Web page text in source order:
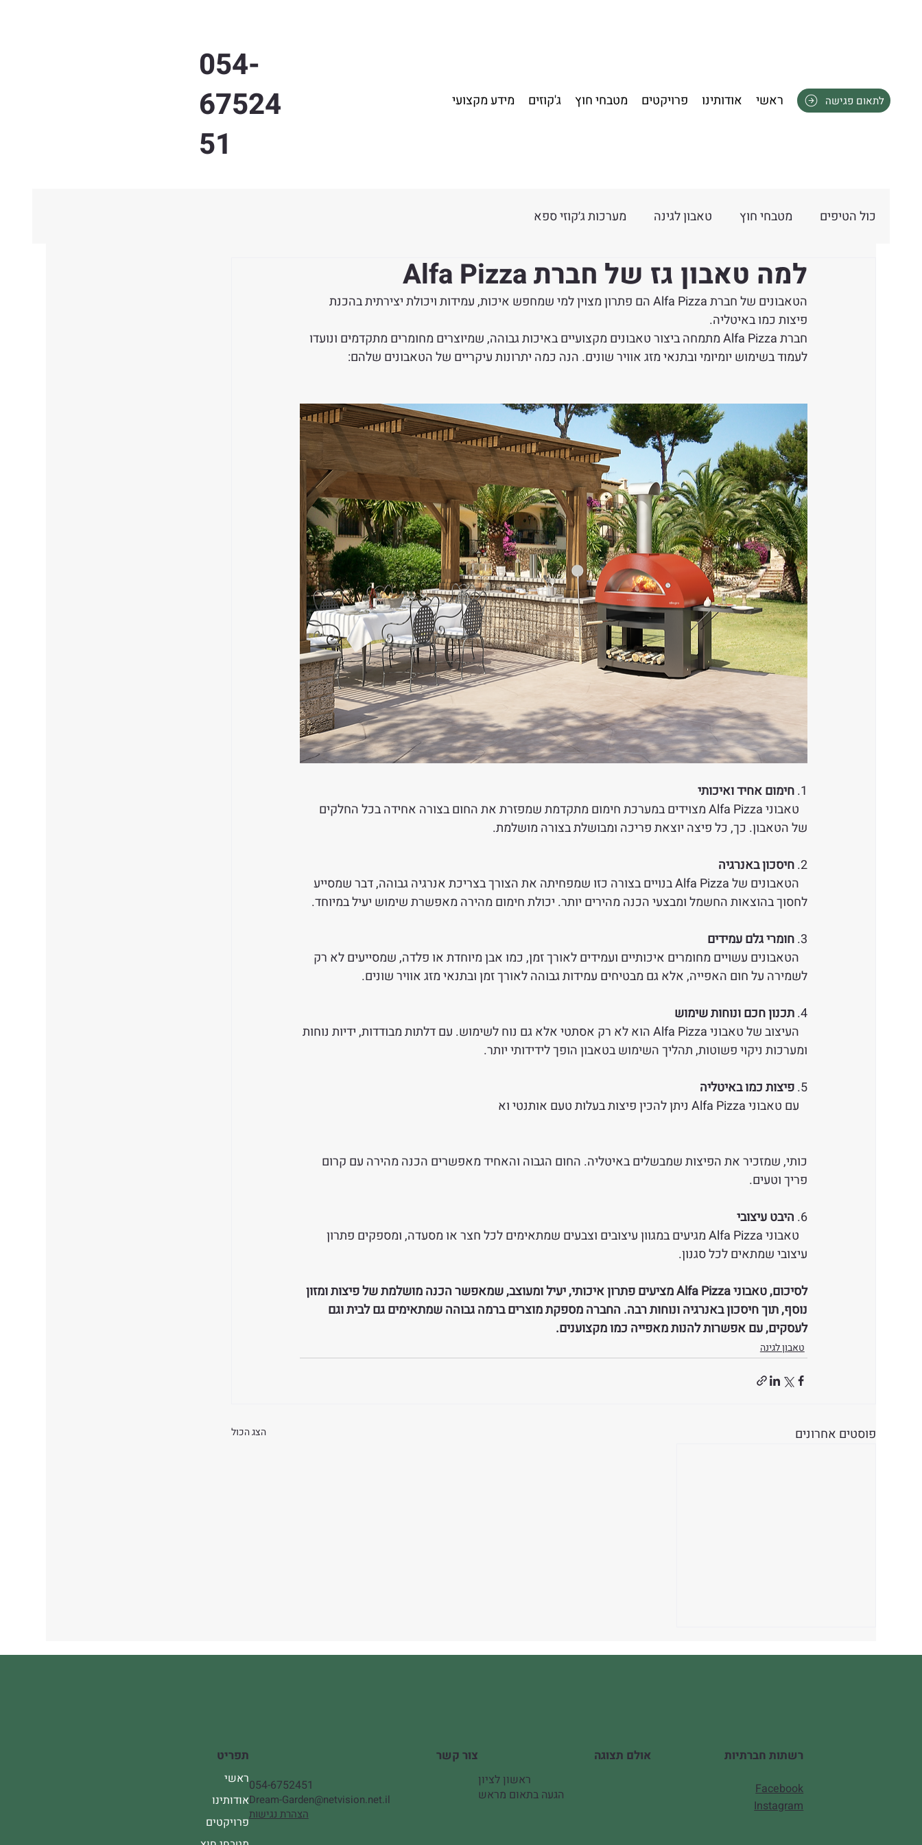
054-
67524
51
ראשי אודותינו פרויקטים מטבחי חוץ ג'קוזים מידע מקצועי לתאום פגישה
כול הטיפים מטבחי חוץ טאבון לגינה מערכות ג׳קוזי ספא
למה טאבון גז של חברת Alfa Pizza
הטאבונים של חברת Alfa Pizza הם פתרון מצוין למי שמחפש איכות, עמידות ויכולת יצירתית בהכנת
פיצות כמו באיטליה.
חברת Alfa Pizza מתמחה ביצור טאבונים מקצועיים באיכות גבוהה, שמיוצרים מחומרים מתקדמים ונועדו
לעמוד בשימוש יומיומי ובתנאי מזג אוויר שונים. הנה כמה יתרונות עיקריים של הטאבונים שלהם:
1. חימום אחיד ואיכותי
טאבוני Alfa Pizza מצוידים במערכת חימום מתקדמת שמפזרת את החום בצורה אחידה בכל החלקים
של הטאבון. כך, כל פיצה יוצאת פריכה ומבושלת בצורה מושלמת.
2. חיסכון באנרגיה
הטאבונים של Alfa Pizza בנויים בצורה כזו שמפחיתה את הצורך בצריכת אנרגיה גבוהה, דבר שמסייע
לחסוך בהוצאות החשמל ומבצעי הכנה מהירים יותר. יכולת חימום מהירה מאפשרת שימוש יעיל במיוחד.
3. חומרי גלם עמידים
הטאבונים עשויים מחומרים איכותיים ועמידים לאורך זמן, כמו אבן מיוחדת או פלדה, שמסייעים לא רק
לשמירה על חום האפייה, אלא גם מבטיחים עמידות גבוהה לאורך זמן ובתנאי מזג אוויר שונים.
4. תכנון חכם ונוחות שימוש
העיצוב של טאבוני Alfa Pizza הוא לא רק אסתטי אלא גם נוח לשימוש. עם דלתות מבודדות, ידיות נוחות
ומערכות ניקוי פשוטות, תהליך השימוש בטאבון הופך לידידותי יותר.
5. פיצות כמו באיטליה
עם טאבוני Alfa Pizza ניתן להכין פיצות בעלות טעם אותנטי וא
כותי, שמזכיר את הפיצות שמבשלים באיטליה. החום הגבוה והאחיד מאפשרים הכנה מהירה עם קרום
פריך וטעים.
6. היבט עיצובי
טאבוני Alfa Pizza מגיעים במגוון עיצובים וצבעים שמתאימים לכל חצר או מסעדה, ומספקים פתרון
עיצובי שמתאים לכל סגנון.
לסיכום, טאבוני Alfa Pizza מציעים פתרון איכותי, יעיל ומעוצב, שמאפשר הכנה מושלמת של פיצות ומזון
נוסף, תוך חיסכון באנרגיה ונוחות רבה. החברה מספקת מוצרים ברמה גבוהה שמתאימים גם לבית וגם
לעסקים, עם אפשרות להנות מאפייה כמו מקצוענים.
טאבון לגינה
פוסטים אחרונים הצג הכול
יתרונות בשילוב טאבון במטבח
תפריט
ראשי
אודותינו
פרויקטים
צור קשר
054-6752451
Dream-Garden@netvision.net.il
הצהרת נגישות
ראשון לציון
הגעה בתאום מראש
רשתות חברתיות
Facebook
Instagram